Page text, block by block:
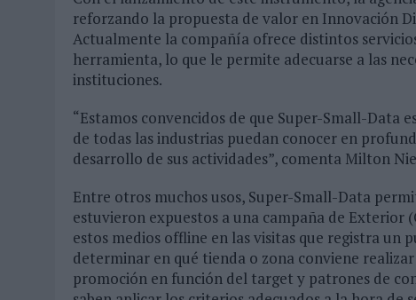
reforzando la propuesta de valor en Innovación
Actualmente la compañía ofrece distintos
herramienta, lo que le permite adecuarse a las
instituciones.
“Estamos convencidos de que Super-Small-Data
de todas las industrias puedan conocer en
desarrollo de sus actividades”, comenta Milton
Entre otros muchos usos, Super-Small-Data
estuvieron expuestos a una campaña de
estos medios offline en las visitas que registra un
determinar en qué tienda o zona conviene
promoción en función del target y patrones de